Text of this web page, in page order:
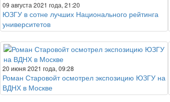
09 августа 2021 года, 21:20
ЮЗГУ в сотне лучших Национального рейтинга
университетов
20 июня 2021 года, 09:28
Роман Старовойт осмотрел экспозицию ЮЗГУ на
ВДНХ в Москве